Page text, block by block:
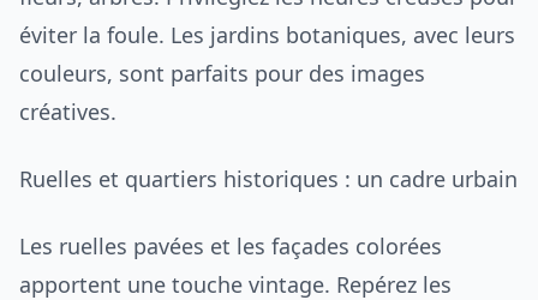
éviter la foule. Les jardins botaniques, avec leurs
couleurs, sont parfaits pour des images
créatives.
Ruelles et quartiers historiques : un cadre urbain
Les ruelles pavées et les façades colorées
apportent une touche vintage. Repérez les